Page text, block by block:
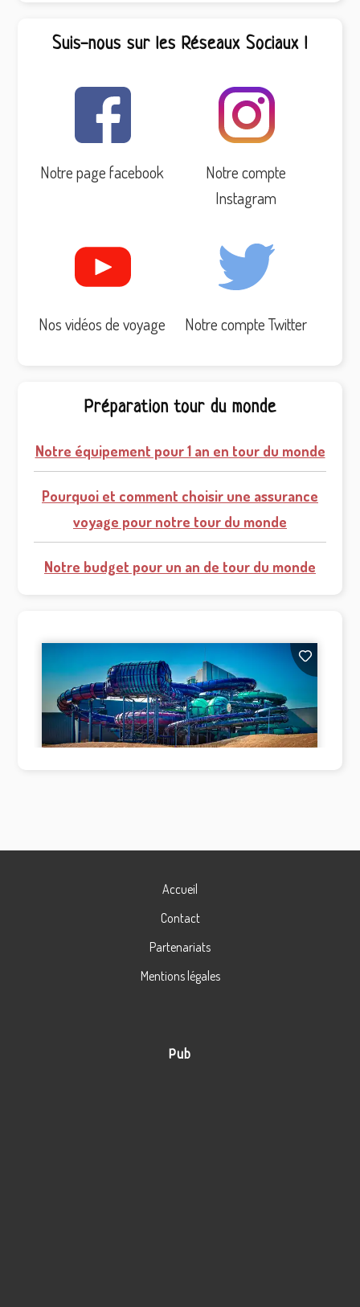
Suis-nous sur les Réseaux Sociaux !
Notre page facebook
Notre compte
Instagram
Nos vidéos de voyage Notre compte Twitter
Préparation tour du monde
Notre équipement pour 1 an en tour du monde
Pourquoi et comment choisir une assurance
voyage pour notre tour du monde
Notre budget pour un an de tour du monde
Accueil
Contact
Partenariats
Mentions légales
Pub